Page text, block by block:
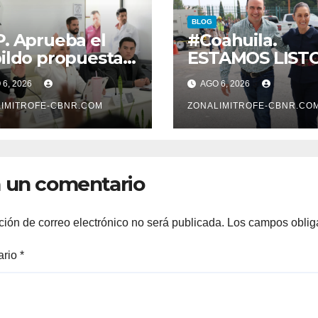
Aprueba el
propuesta
para su
informe el
de agosto a
6, 2026
CBNR.COM
BLOG
#Coahuila.
ESTAMOS
PARA
GAS COAHUILA:
MANOLO
AGO 6, 2026
ZONALIMITROFE-
un comentario
de correo electrónico no será publicada. Los campos
*